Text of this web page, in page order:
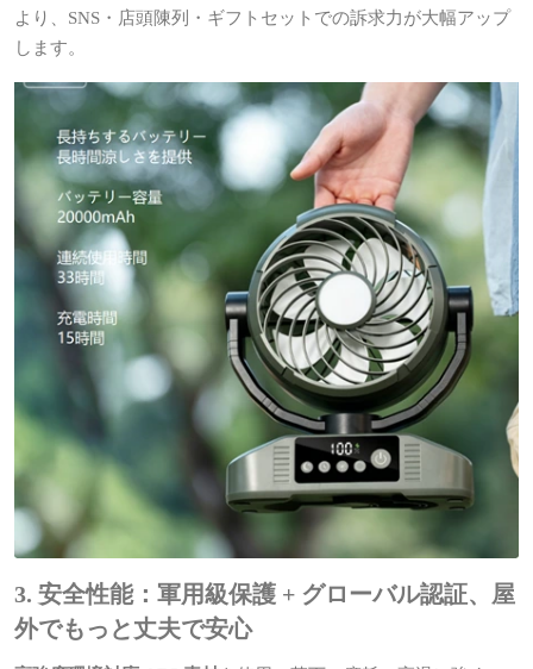
より、SNS・店頭陳列・ギフトセットでの訴求力が大幅アップ
します。
3. 安全性能：軍用級保護 + グローバル認証、屋
外でもっと丈夫で安心